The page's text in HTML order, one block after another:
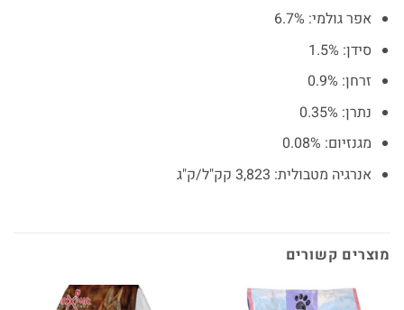
אפר גולמי: 6.7%
סידן: 1.5%
זרחן: 0.9%
נתרן: 0.35%
מגנזיום: 0.08%
אנרגיה מטבולית: 3,823 קק"ל/ק"ג
מוצרים קשורים